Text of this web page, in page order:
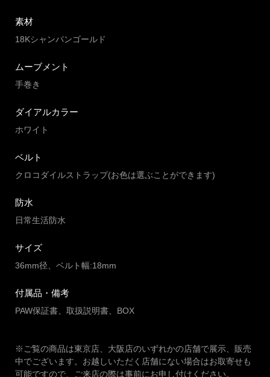
素材
18Kシャンパンゴールド
ムーブメント
手巻き
ダイアルカラー
ホワイト
ベルト
クロコダイルストラップ(お色は選ぶことができます)
防水
日常生活防水
サイズ
36mm径、ベルト幅:18mm
付属品・備考
PAW保証書、取扱説明書、BOX
※ご覧の商品は東京店、大阪店のいずれかの店舗で展示、販売
中でございます。お越しいただく店舗にない場合はお取寄せも
可能ですので、ご来店の際は事前にお申し付けください。